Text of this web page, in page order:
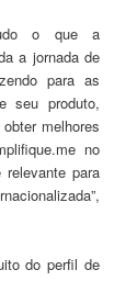
o que a
a jornada de
para as
seu produto,
melhores
no
para
do perfil de